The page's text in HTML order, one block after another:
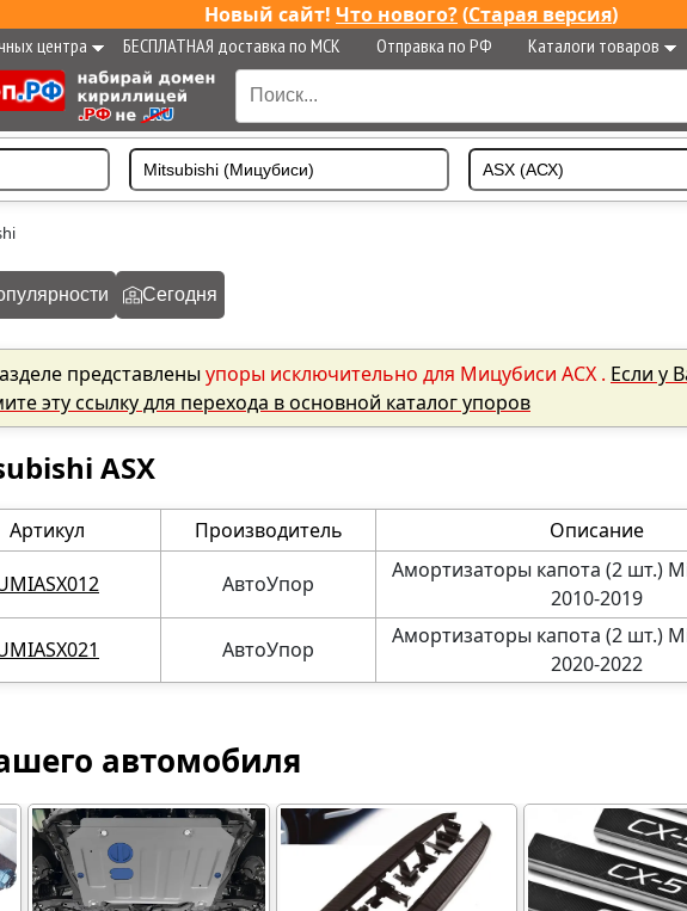
Новый сайт! Что нового?(Старая версия)
центра БЕСПЛАТНАЯ доставка по МСК Отправка по РФ Каталоги товаров
Сегодня
представлены упоры исключительно для Мицубиси АСХ . Если у
эту ссылку для перехода в основной каталог упоров
ASX
Артикул Производитель Описание
АвтоУпор
Амортизаторы капота (2 шт.)
2010-2019
АвтоУпор
Амортизаторы капота (2 шт.)
2020-2022
автомобиля